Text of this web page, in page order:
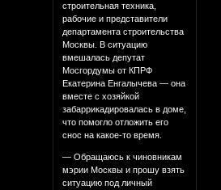
строительная техника,
рабочие и представители
департамента строительства
Москвы. В ситуацию
вмешалась депутат
Мосгордумы от КПРФ
Екатерина Енгалычева — она
вместе с хозяйкой
забаррикадировалась в доме,
что помогло отложить его
снос на какое-то время.
— Обращаюсь к чиновникам
мэрии Москвы и прошу взять
ситуацию под личный